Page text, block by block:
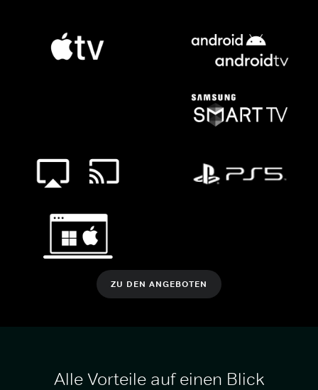
ZU DEN ANGEBOTEN
Alle Vorteile auf einen Blick